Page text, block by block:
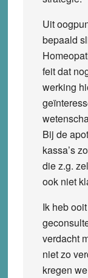
Uit
bepaald
feit dat
werking
Bij de
kassa’s
die z.g.
ook niet
Ik heb
verdacht
niet zo
kregen